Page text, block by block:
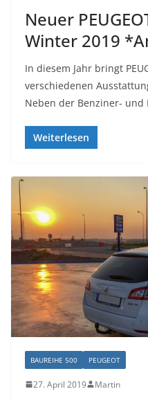
Neuer
Winter 2019
In diesem Jahr bringt
verschiedenen
Neben der Benziner- und
Weiterlesen
BAUREIHE 500 PEUGEOT
27. April 2019 Martin